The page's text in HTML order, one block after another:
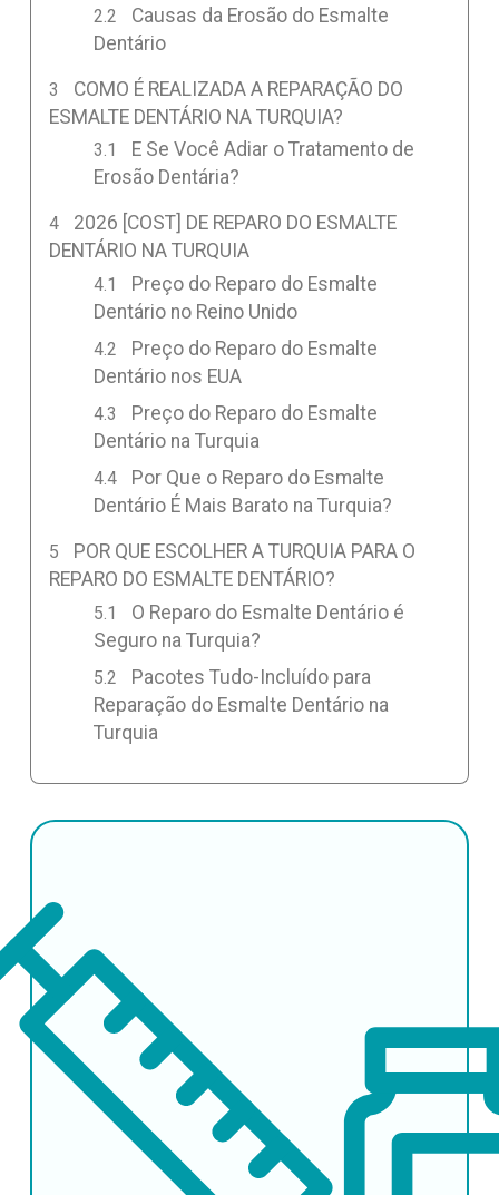
Causas da Erosão do Esmalte
Dentário
COMO É REALIZADA A REPARAÇÃO DO
ESMALTE DENTÁRIO NA TURQUIA?
E Se Você Adiar o Tratamento de
Erosão Dentária?
2026 [COST] DE REPARO DO ESMALTE
DENTÁRIO NA TURQUIA
Preço do Reparo do Esmalte
Dentário no Reino Unido
Preço do Reparo do Esmalte
Dentário nos EUA
Preço do Reparo do Esmalte
Dentário na Turquia
Por Que o Reparo do Esmalte
Dentário É Mais Barato na Turquia?
POR QUE ESCOLHER A TURQUIA PARA O
REPARO DO ESMALTE DENTÁRIO?
O Reparo do Esmalte Dentário é
Seguro na Turquia?
Pacotes Tudo-Incluído para
Reparação do Esmalte Dentário na
Turquia